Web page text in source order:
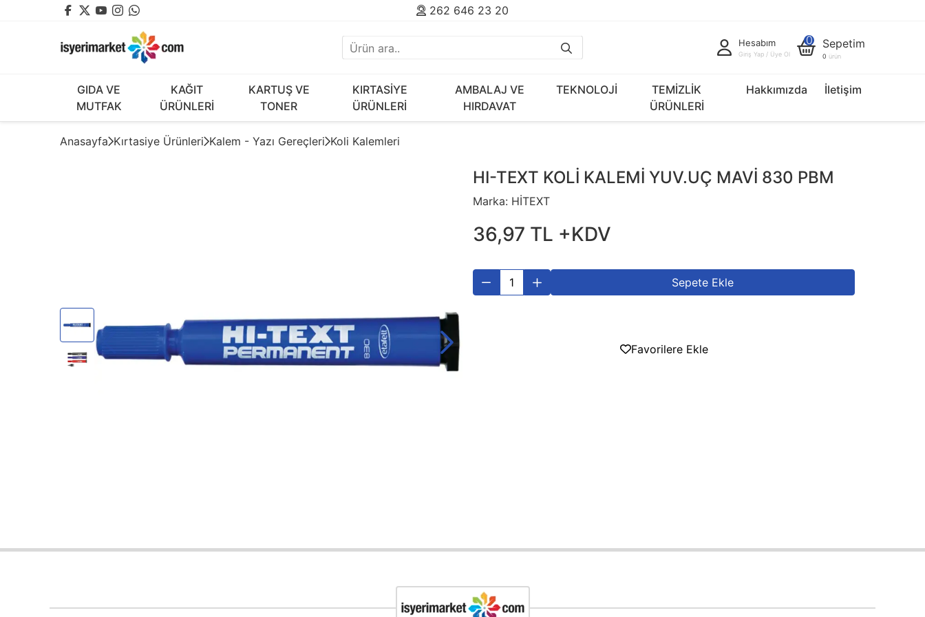
262 646 23 20
Hesabım
Giriş Yap / Üye Ol
0 Sepetim
0 ürün
GIDA VE
MUTFAK
KAĞIT
ÜRÜNLERİ
KARTUŞ VE
TONER
KIRTASİYE
ÜRÜNLERİ
AMBALAJ VE
HIRDAVAT
TEKNOLOJİ
TEMİZLİK
ÜRÜNLERİ
Hakkımızda İletişim
Anasayfa Kırtasiye Ürünleri Kalem - Yazı Gereçleri Koli Kalemleri
HI-TEXT KOLİ KALEMİ YUV.UÇ MAVİ 830 PBM
Marka: HİTEXT
36,97 TL +KDV
Sepete Ekle
Favorilere Ekle